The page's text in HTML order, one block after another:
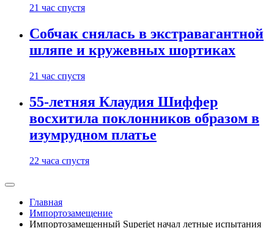
21 час спустя
Собчак снялась в экстравагантной
шляпе и кружевных шортиках
21 час спустя
55-летняя Клаудия Шиффер
восхитила поклонников образом в
изумрудном платье
22 часа спустя
Главная
Импортозамещение
Импортозамещенный Superjet начал летные испытания